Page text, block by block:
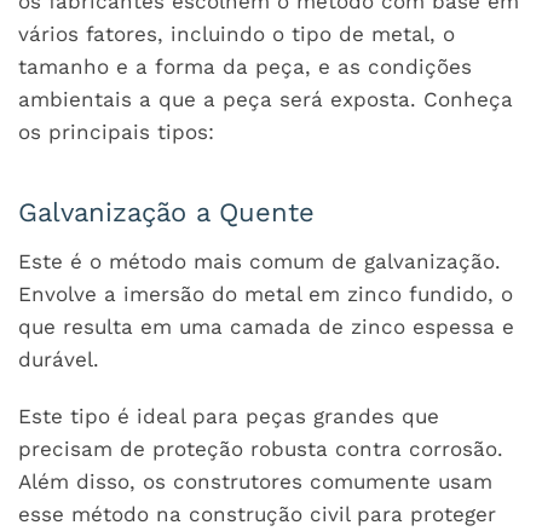
vários fatores, incluindo o tipo de metal, o
tamanho e a forma da peça, e as condições
ambientais a que a peça será exposta. Conheça
os principais tipos:
Galvanização a Quente
Este é o método mais comum de galvanização.
Envolve a imersão do metal em zinco fundido, o
que resulta em uma camada de zinco espessa e
durável.
Este tipo é ideal para peças grandes que
precisam de proteção robusta contra corrosão.
Além disso, os construtores comumente usam
esse método na construção civil para proteger